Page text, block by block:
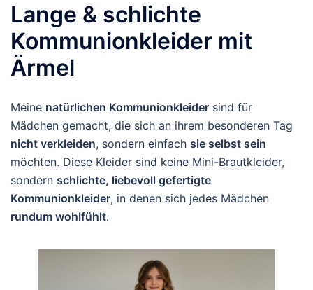
Lange & schlichte
Kommunionkleider mit
Ärmel
Meine natürlichen Kommunionkleider sind für
Mädchen gemacht, die sich an ihrem besonderen Tag
nicht verkleiden, sondern einfach sie selbst sein
möchten. Diese Kleider sind keine Mini-Brautkleider,
sondern schlichte, liebevoll gefertigte
Kommunionkleider, in denen sich jedes Mädchen
rundum wohlfühlt.